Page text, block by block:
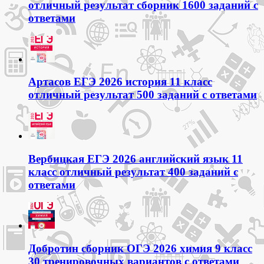
отличный результат сборник 1600 заданий с
ответами
Артасов ЕГЭ 2026 история 11 класс
отличный результат 500 заданий с ответами
Вербицкая ЕГЭ 2026 английский язык 11
класс отличный результат 400 заданий с
ответами
Добротин сборник ОГЭ 2026 химия 9 класс
30 тренировочных вариантов с ответами